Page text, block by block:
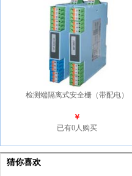
检测端隔离式安全栅（带配电）
￥
已有0人购买
猜你喜欢